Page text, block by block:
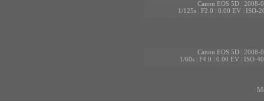
Canon EOS 5D
2008-
1/125s| F2.0 0.00 EV| ISO-
Canon EOS 5D
2008-
1/60s| F4.0 0.00 EV| ISO-